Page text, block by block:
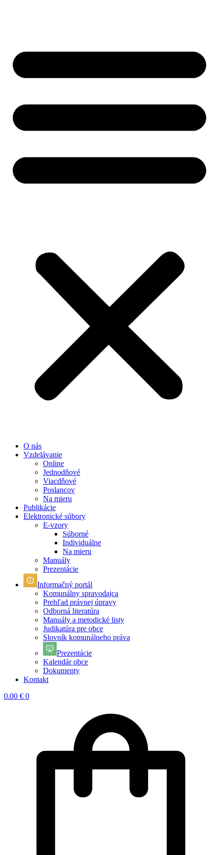
O nás
Vzdelávanie
Online
Jednodňové
Viacdňové
Poslancov
Na mieru
Publikácie
Elektronické súbory
E-vzory
Súborné
Individuálne
Na mieru
Manuály
Prezentácie
Informačný portál
Komunálny spravodajca
Prehľad právnej úpravy
Odborná literatúra
Manuály a metodické listy
Judikatúra pre obce
Slovník komunálneho práva
Prezentácie
Kalendár obce
Dokumenty
Kontakt
0.00 € 0